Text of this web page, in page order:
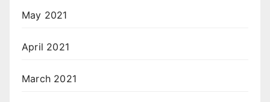
May 2021
April 2021
March 2021